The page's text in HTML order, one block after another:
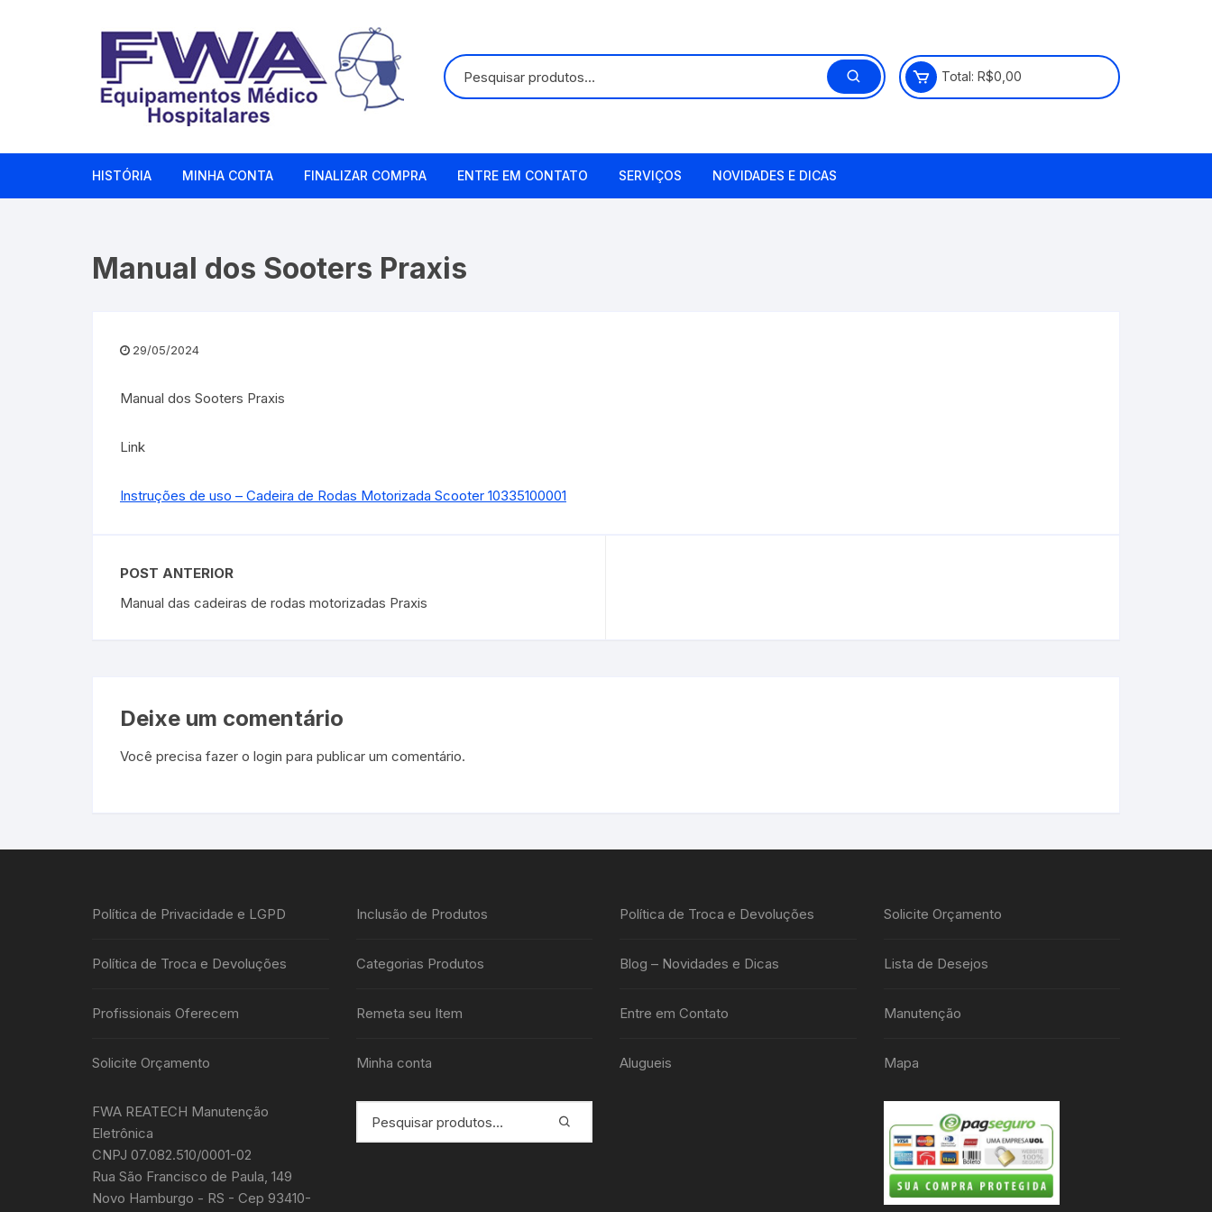
Total: R$0,00
HISTÓRIA MINHA CONTA FINALIZAR COMPRA ENTRE EM CONTATO SERVIÇOS NOVIDADES E DICAS
Manual dos Sooters Praxis
29/05/2024
Manual dos Sooters Praxis
Link
Instruções de uso – Cadeira de Rodas Motorizada Scooter 10335100001
POST ANTERIOR
Manual das cadeiras de rodas motorizadas Praxis
Deixe um comentário
Você precisa fazer o login para publicar um comentário.
Política de Privacidade e LGPD
Política de Troca e Devoluções
Profissionais Oferecem
Solicite Orçamento
FWA REATECH Manutenção
Eletrônica
CNPJ 07.082.510/0001-02
Rua São Francisco de Paula, 149
Novo Hamburgo - RS - Cep 93410-
Inclusão de Produtos
Categorias Produtos
Remeta seu Item
Minha conta
Política de Troca e Devoluções
Blog – Novidades e Dicas
Entre em Contato
Alugueis
Solicite Orçamento
Lista de Desejos
Manutenção
Mapa